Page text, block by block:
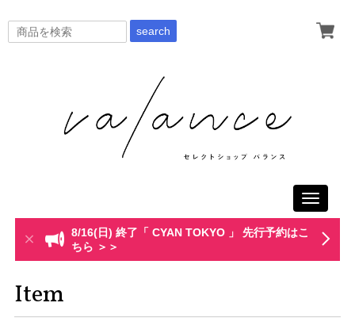
search
Toggle
8/16(日) 終了「 CYAN TOKYO 」 先行予約はこ
ちら ＞＞
Item